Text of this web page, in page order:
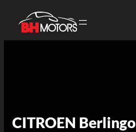
CITROEN Berlingo